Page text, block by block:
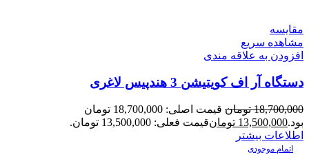
مقایسه
مشاهده سریع
افزودن به علاقه مندی
دستگاه آر اف کویتیشن 3 هندپیس لاغری
18,700,000 تومان
قیمت اصلی: 18,700,000 تومان
بود.13,500,000 تومانقیمت فعلی: 13,500,000 تومان.
اطلاعات بیشتر
اتمام موجودی